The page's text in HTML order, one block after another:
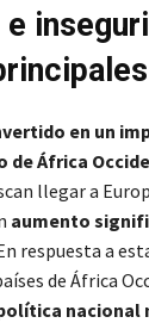
en un
de África
llegar a
aumento
respuesta a
de África